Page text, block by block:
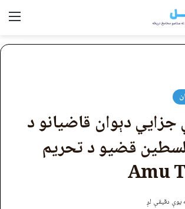
جزایي دېوان قاضیانو د
قضیو د تحریم
یوې دقیقې لږ